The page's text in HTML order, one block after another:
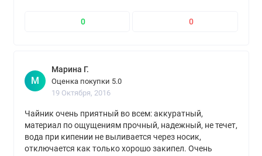
болтается, ставится легко. уровень воды наглядный.
0 0
М
Марина Г.
Оценка покупки 5.0
19 Октября, 2016
Чайник очень приятный во всем: аккуратный,
материал по ощущениям прочный, надежный, не течет,
вода при кипении не выливается через носик,
отключается как только хорошо закипел. Очень